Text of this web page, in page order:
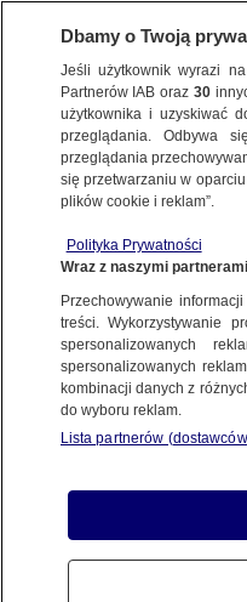
WARSZAWA
WŁOCHY
Miała
napis na
pociąg,
Ogień
Dbamy o Twoją
Jeśli użytkownik wyrazi
Partnerów IAB oraz30
użytkownika i uzyskiwać
przeglądania. Odbywa
przeglądania
się przetwarzaniu w
plików cookie i reklam”.
Polityka Prywatności
Wraz z naszymi
Przechowywanie
treści. Wykorzystywanie
spersonalizowanych
spersonalizowanych
kombinacji danych z
do wyboru reklam.
Lista partnerów